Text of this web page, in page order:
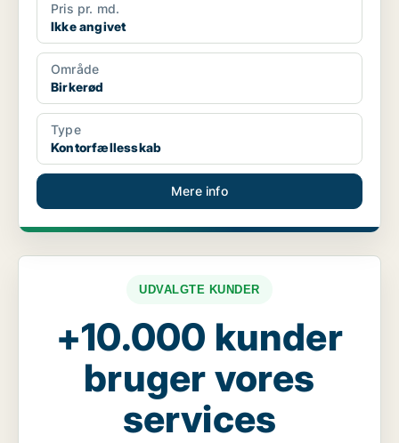
Pris pr. md.
Ikke angivet
Område
Birkerød
Type
Kontorfællesskab
Mere info
UDVALGTE KUNDER
+10.000 kunder
bruger vores
services